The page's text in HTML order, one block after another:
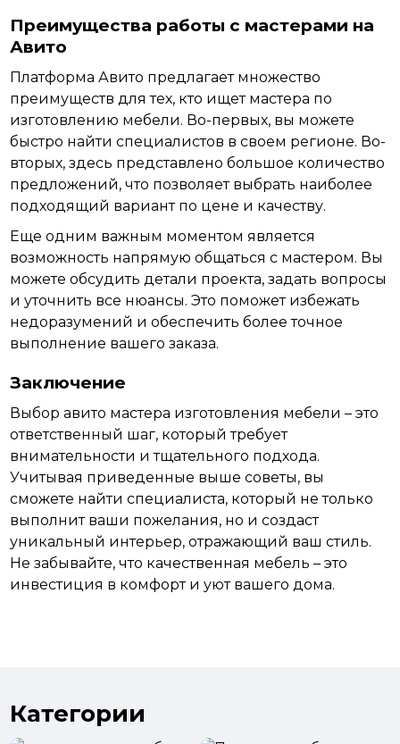
Преимущества работы с мастерами на
Авито
Платформа Авито предлагает множество
преимуществ для тех, кто ищет мастера по
изготовлению мебели. Во-первых, вы можете
быстро найти специалистов в своем регионе. Во-
вторых, здесь представлено большое количество
предложений,что позволяет выбрать наиболее
подходящий вариант по цене и качеству.
Еще одним важным моментом является
возможность напрямуюобщаться с мастером. Вы
можете обсудить детали проекта, задать вопросы
и уточнить все нюансы. Это поможет избежать
недоразумений и обеспечить более точное
выполнение вашего заказа.
Заключение
Выбор авито мастера изготовления мебели – это
ответственный шаг, который требует
внимательности и тщательного подхода.
Учитывая приведенные выше советы, вы
сможете найти специалиста, который не только
выполнит ваши пожелания, но и создаст
уникальный интерьер, отражающий ваш стиль.
Не забывайте, что качественная мебель – это
инвестиция в комфорт и уют вашего дома.
Категории
изготовление